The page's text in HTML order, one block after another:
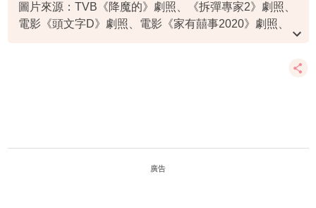
圖片來源：TVB《降魔的》劇照、《拆彈專家2》劇照、
電影《頭文字D》劇照、電影《家有囍事2020》劇照、
電影《十年》劇照、《同學麥娜絲》劇照、pexels@Lisa
廣告